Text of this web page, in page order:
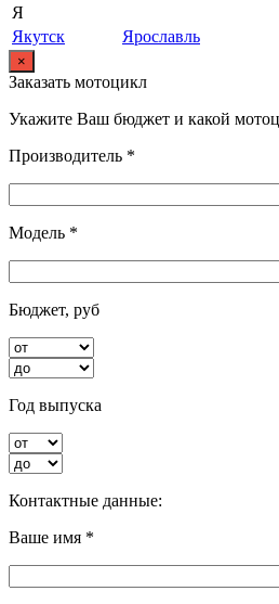
Я
Якутск
Ярославль
×
Заказать мотоцикл
Укажите Ваш бюджет и какой
Производитель *
Модель *
Бюджет, руб
Год выпуска
Контактные данные:
Ваше имя *